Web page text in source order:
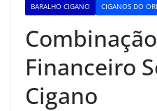
BARALHO CIGANO CIGANOS DO
Financeiro
Cigano